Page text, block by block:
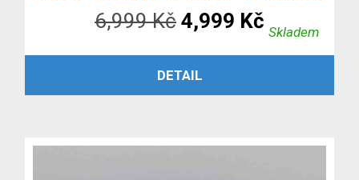
6,999Kč Původní
cena
byla:
4,999 Kč
cena
Skladem
PŘIDAT DO KOŠÍKU
DETAIL